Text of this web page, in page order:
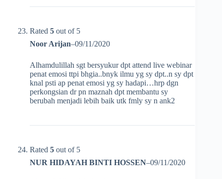
Rated 5 out of 5
Noor Arijan–09/11/2020
Alhamdulillah sgt bersyukur dpt attend live webinar
penat emosi ttpi bhgia..bnyk ilmu yg sy dpt..n sy dpt
knal psti ap penat emosi yg sy hadapi…hrp dgn
perkongsian dr pn maznah dpt membantu sy
berubah menjadi lebih baik utk fmly sy n ank2
Rated 5 out of 5
NUR HIDAYAH BINTI HOSSEN–09/11/2020